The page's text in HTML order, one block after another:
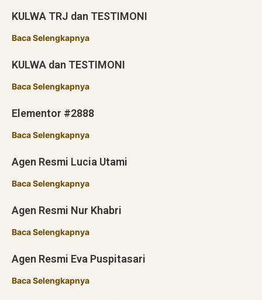
KULWA TRJ dan TESTIMONI
Baca Selengkapnya
KULWA dan TESTIMONI
Baca Selengkapnya
Elementor #2888
Baca Selengkapnya
Agen Resmi Lucia Utami
Baca Selengkapnya
Agen Resmi Nur Khabri
Baca Selengkapnya
Agen Resmi Eva Puspitasari
Baca Selengkapnya